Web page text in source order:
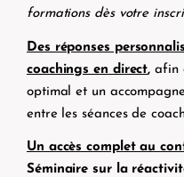
formations dès votre
Des réponses
coachings en direct, afin
optimal et un
entre les séances de
Un accès complet au
Séminaire sur la